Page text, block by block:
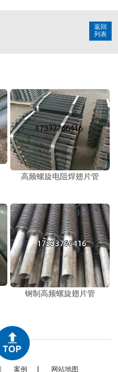
返回
列表
高频螺旋电阻焊翅片管
钢制高频螺旋翅片管
案例 网站地图